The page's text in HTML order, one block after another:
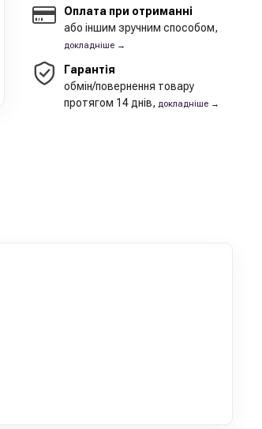
Оплата при отриманні
або іншим зручним способом,
докладніше →
Гарантія
обмін/повернення товару
протягом 14 днів, докладніше →